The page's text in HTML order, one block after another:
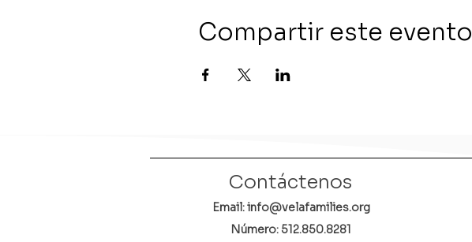
Compartir este evento
Contáctenos
Email: info@velafamilies.org
Número: 512.850.8281